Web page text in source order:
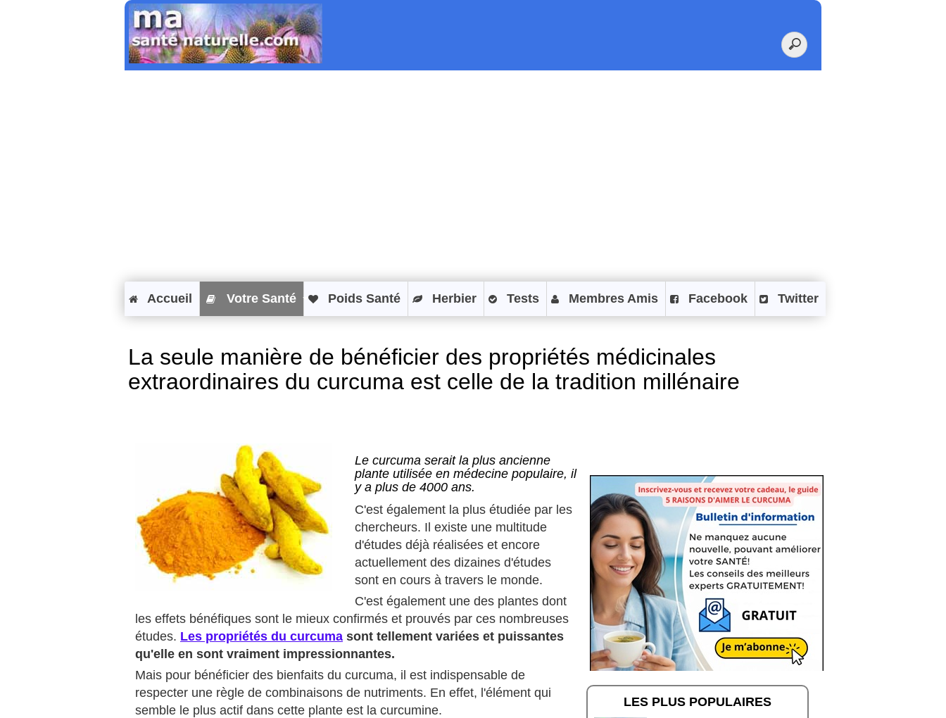
Accueil Votre Santé Poids Santé Herbier Tests Membres Amis Facebook Twitter
La seule manière de bénéficier des propriétés médicinales
extraordinaires du curcuma est celle de la tradition millénaire
Le curcuma serait la plus ancienne
plante utilisée en médecine populaire, il
y a plus de 4000 ans.
C'est également la plus étudiée par les
chercheurs. Il existe une multitude
d'études déjà réalisées et encore
actuellement des dizaines d'études
sont en cours à travers le monde.
C'est également une des plantes dont
les effets bénéfiques sont le mieux confirmés et prouvés par ces nombreuses
études. Les propriétés du curcuma sont tellement variées et puissantes
qu'elle en sont vraiment impressionnantes.
Mais pour bénéficier des bienfaits du curcuma, il est indispensable de
respecter une règle de combinaisons de nutriments. En effet, l'élément qui
semble le plus actif dans cette plante est la curcumine.
LES PLUS POPULAIRES